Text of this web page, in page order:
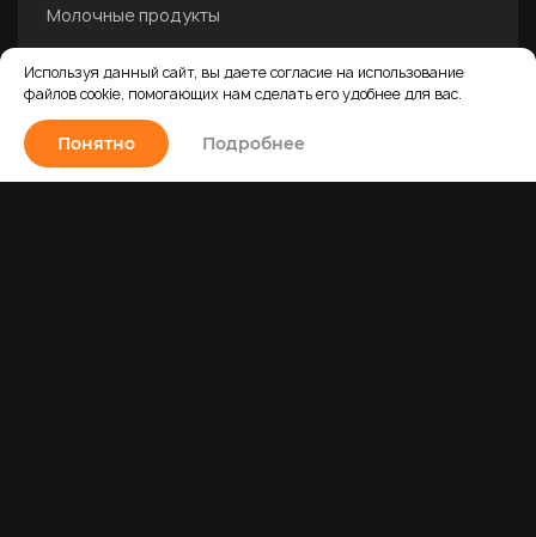
Молочные продукты
Шоколад
Пюре
Замороженные ягоды
Какао
Используя данный сайт, вы даете согласие на использование
файлов cookie, помогающих нам сделать его удобнее для вас.
Понятно Подробнее